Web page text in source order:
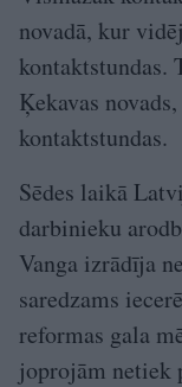
novadā, kur
kontaktstundas.
Ķekavas
kontaktstundas.
Sēdes laikā
darbinieku
Vanga izrādīja
saredzams
reformas gala
joprojām